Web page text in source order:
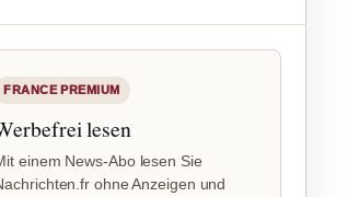
FRANCE PREMIUM
lesen
einem News-Abo lesen Sie
ohne Anzeigen und